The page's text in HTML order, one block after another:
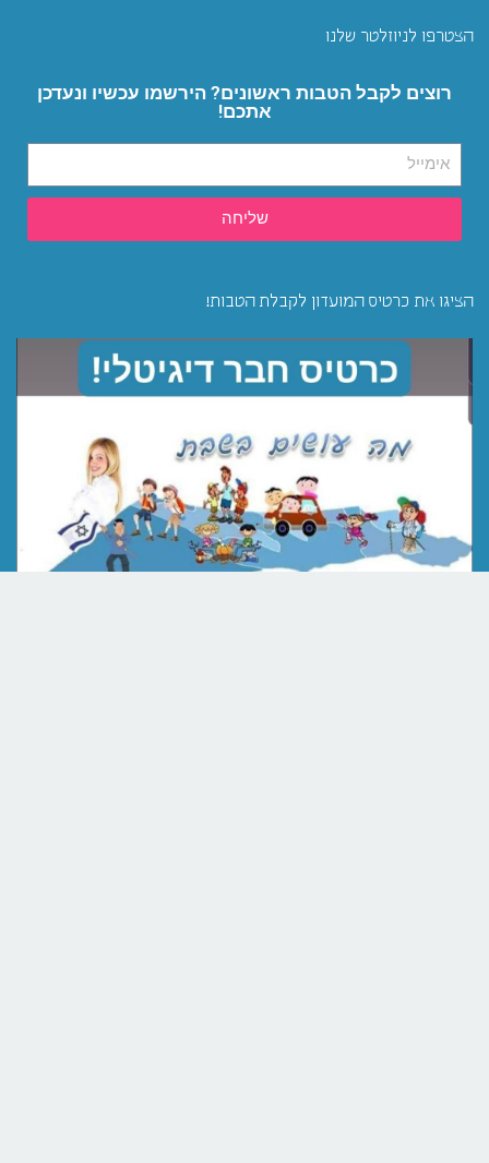
הצטרפו לניוזלטר שלנו
רוצים לקבל הטבות ראשונים? הירשמו עכשיו ונעדכן
אתכם!
שליחה
הציגו את כרטיס המועדון לקבלת הטבות!